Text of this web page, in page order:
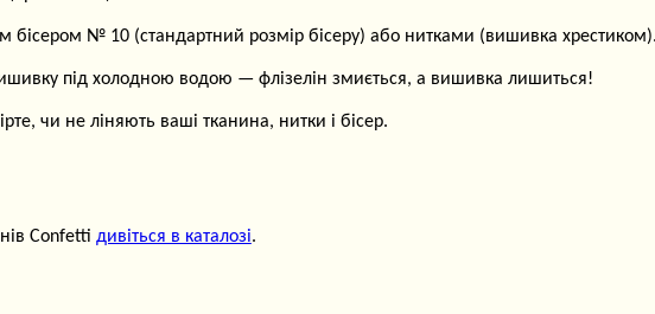
бісером № 10 (стандартний розмір бісеру) або нитками (вишивка
під холодною водою — флізелін змиється, а вишивка лишиться!
чи не ліняють ваші тканина, нитки і бісер.
Confetti дивіться в каталозі.